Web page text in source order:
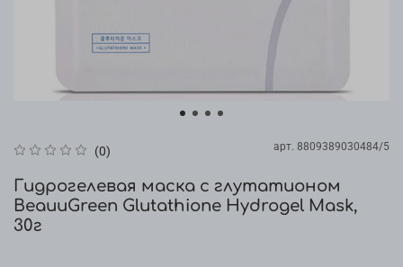
(0) арт. 8809389030484/5
Гидрогелевая маска с глутатионом
BeauuGreen Glutathione Hydrogel Mask,
30г